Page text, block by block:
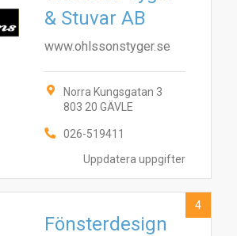
Uppdatera uppgifter
& Stuvar AB
www.ohlssonstyger.se
Norra Kungsgatan 3
803 20 GÄVLE
026-519411
Fönsterdesign
4